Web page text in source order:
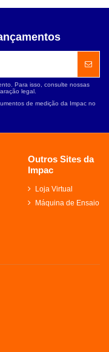
Para isso, consulte nossas
legal.
de medição da Impac no
Outros Sites da
Impac
Loja Virtual
Máquina de Ensaio